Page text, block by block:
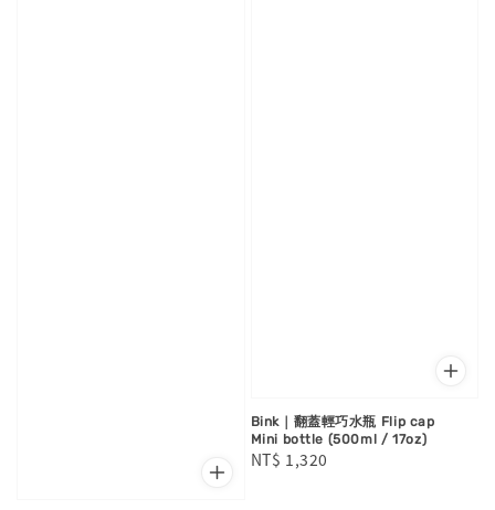
Bink｜翻蓋輕巧水瓶 Flip cap
Mini bottle (500ml / 17oz)
Regular
NT$ 1,320